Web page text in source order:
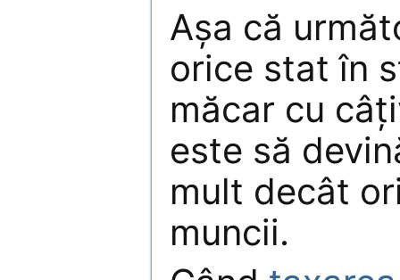
Așa că
orice stat în
măcar cu
este să
mult decât
muncii.